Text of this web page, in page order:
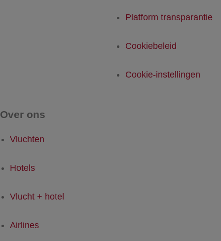
Platform transparantie
Cookiebeleid
Cookie-instellingen
Over ons
Vluchten
Hotels
Vlucht + hotel
Airlines